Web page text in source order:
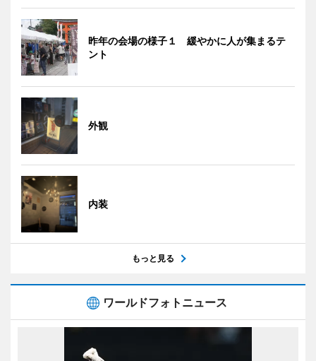
昨年の会場の様子１ 緩やかに人が集まるテ
ント
外観
内装
もっと見る
ワールドフォトニュース